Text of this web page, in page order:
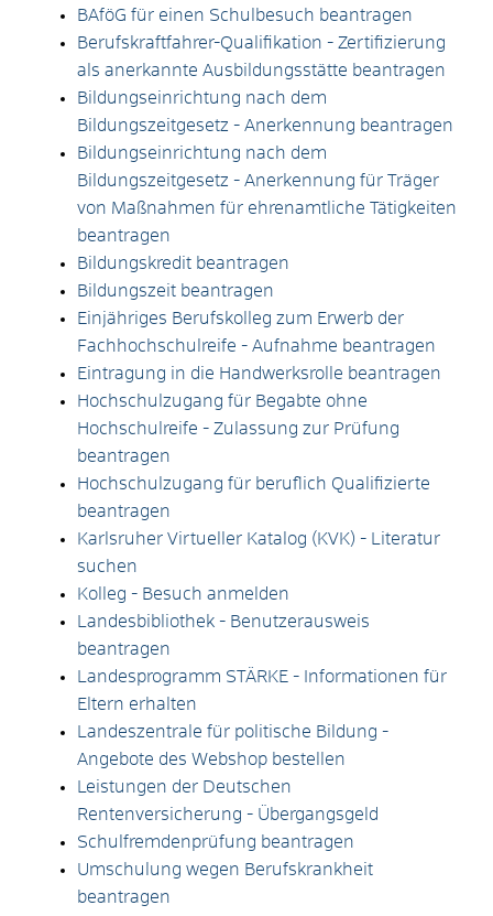
BAföG für einen Schulbesuch beantragen
Berufskraftfahrer-Qualifikation - Zertifizierung
als anerkannte Ausbildungsstätte beantragen
Bildungseinrichtung nach dem
Bildungszeitgesetz - Anerkennung beantragen
Bildungseinrichtung nach dem
Bildungszeitgesetz - Anerkennung für Träger
von Maßnahmen für ehrenamtliche Tätigkeiten
beantragen
Bildungskredit beantragen
Bildungszeit beantragen
Einjähriges Berufskolleg zum Erwerb der
Fachhochschulreife - Aufnahme beantragen
Eintragung in die Handwerksrolle beantragen
Hochschulzugang für Begabte ohne
Hochschulreife - Zulassung zur Prüfung
beantragen
Hochschulzugang für beruflich Qualifizierte
beantragen
Karlsruher Virtueller Katalog (KVK) - Literatur
suchen
Kolleg - Besuch anmelden
Landesbibliothek - Benutzerausweis
beantragen
Landesprogramm STÄRKE - Informationen für
Eltern erhalten
Landeszentrale für politische Bildung -
Angebote des Webshop bestellen
Leistungen der Deutschen
Rentenversicherung - Übergangsgeld
Schulfremdenprüfung beantragen
Umschulung wegen Berufskrankheit
beantragen